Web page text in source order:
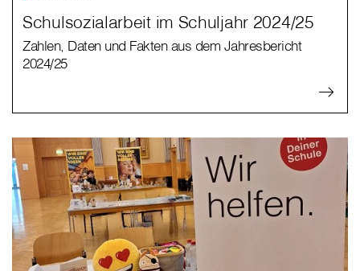
Schulsozialarbeit im Schuljahr 2024/25
Zahlen, Daten und Fakten aus dem Jahresbericht
2024/25